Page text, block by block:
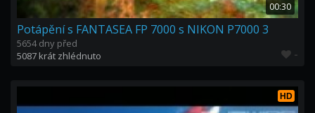
00:30
Potápění s FANTASEA FP 7000 s NIKON P7000 3
5654 dny před
5087 krát zhlédnuto
-
HD